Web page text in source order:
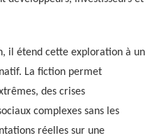
il étend cette exploration à un
La fiction permet
des crises
complexes sans les
réelles sur une